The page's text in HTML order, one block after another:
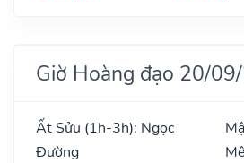
Giờ Hoàng đạo 20/
Ất Sửu (1h-3h): Ngọc
Đường